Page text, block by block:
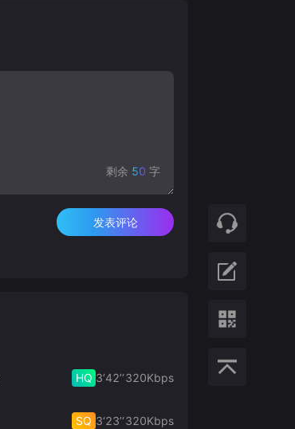
剩余 50 字
发表评论
HQ 3‘42’‘320Kbps
SQ 3‘23’‘320Kbps